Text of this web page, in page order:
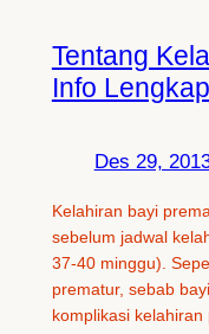
Tentang
Info Lengkap
Des 29,
Kelahiran bayi
sebelum jadwal
37-40 minggu).
prematur, sebab
komplikasi kelahiran